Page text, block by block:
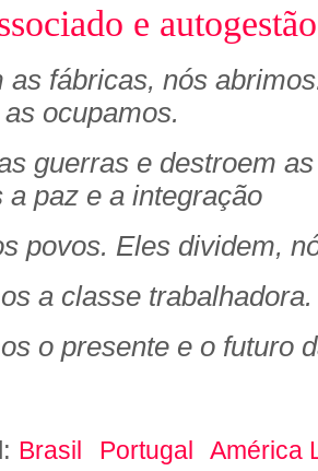
e autogestão
as fábricas, nós
ocupamos.
guerras e destroem
a paz e a integração
povos. Eles dividem,
a classe trabalhadora.
o presente e o futuro
Brasil Portugal
América